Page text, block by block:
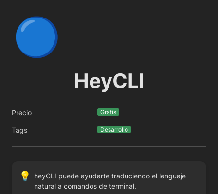
🔵
HeyCLI
Precio Gratis
Tags Desarrollo
💡
heyCLI puede ayudarte traduciendo el lenguaje
natural a comandos de terminal.